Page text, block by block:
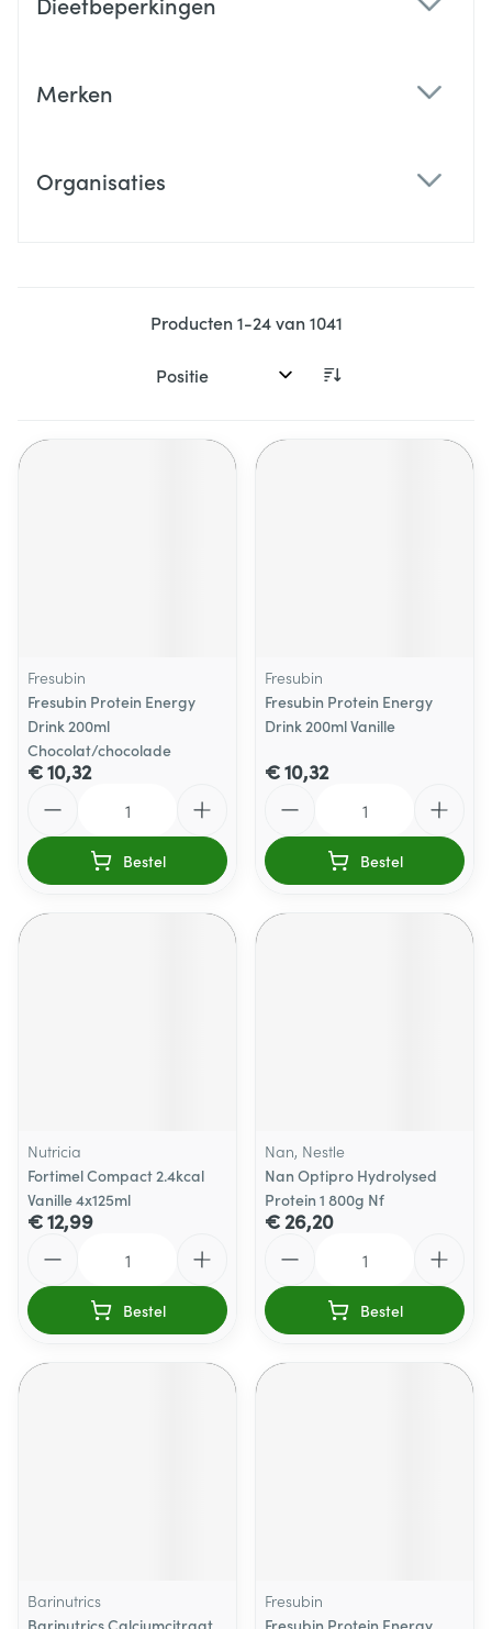
Merken
Organisaties
Producten1-24van1041
Sorteer op:
Fresubin
Fresubin Protein Energy
Drink 200ml
Chocolat/chocolade
€ 10,32
Bestel
Fresubin
Fresubin Protein Energy
Drink 200ml Vanille
€ 10,32
Bestel
Nutricia
Fortimel Compact 2.4kcal
Vanille 4x125ml
€ 12,99
Bestel
Nan, Nestle
Nan Optipro Hydrolysed
Protein 1 800g Nf
€ 26,20
Bestel
Barinutrics
Barinutrics Calciumcitraat
Fresubin
Fresubin Protein Energy